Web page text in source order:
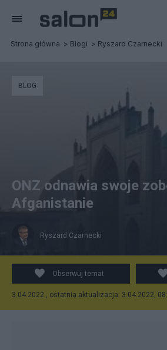
Strona główna Blogi Ryszard Czarnecki
BLOG
ONZ odnawia swoje
Afganistanie
Ryszard Czarnecki
Obserwuj temat
3.04.2022 , ostatnia aktualizacja: 3.04.2022,